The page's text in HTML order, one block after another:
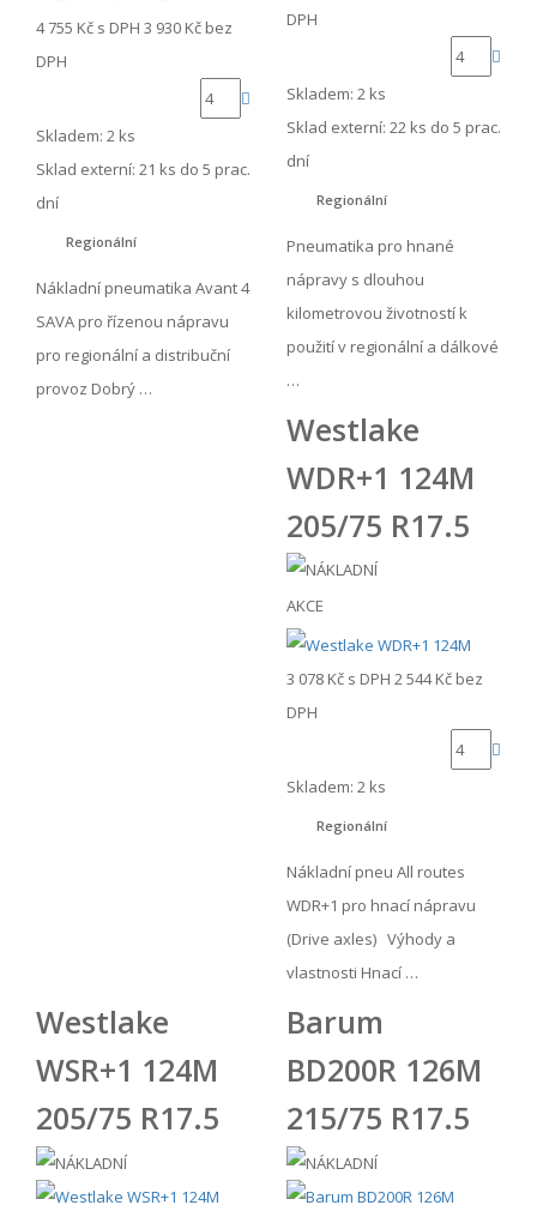
4 755 Kč s DPH 3 930 Kč bez
DPH
Skladem: 2 ks
Sklad externí: 21 ks do 5 prac.
dní
Regionální
Nákladní pneumatika Avant 4
SAVA pro řízenou nápravu
pro regionální a distribuční
provoz Dobrý …
DPH
Skladem: 2 ks
Sklad externí: 22 ks do 5 prac.
dní
Regionální
Pneumatika pro hnané
nápravy s dlouhou
kilometrovou životností k
použití v regionální a dálkové
…
Westlake
WDR+1 124M
205/75 R17.5
AKCE
3 078 Kč s DPH 2 544 Kč bez
DPH
Skladem: 2 ks
Regionální
Nákladní pneu All routes
WDR+1 pro hnací nápravu
(Drive axles) Výhody a
vlastnosti Hnací …
Westlake
WSR+1 124M
205/75 R17.5
Barum
BD200R 126M
215/75 R17.5